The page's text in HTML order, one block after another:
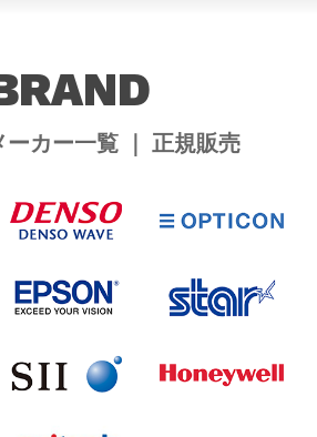
ーカー一覧 ｜ 正規販売